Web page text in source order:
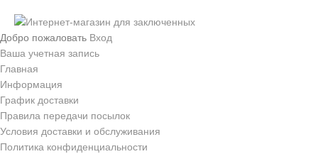
Добро пожаловать Вход
Ваша учетная запись
Главная
Информация
График доставки
Правила передачи посылок
Условия доставки и обслуживания
Политика конфиденциальности